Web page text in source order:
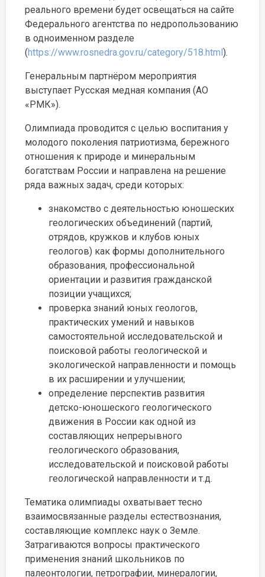
реального времени будет освещаться на сайте
Федерального агентства по недропользованию
в одноименном разделе
(https://www.rosnedra.gov.ru/category/518.html ).
Генеральным партнёром мероприятия
выступает Русская медная компания (АО
«РМК»).
Олимпиада проводится с целью воспитания у
молодого поколения патриотизма, бережного
отношения к природе и минеральным
богатствам России и направлена на решение
ряда важных задач, среди которых:
знакомство с деятельностью юношеских
геологических объединений (партий,
отрядов, кружков и клубов юных
геологов) как формы дополнительного
образования, профессиональной
ориентации и развития гражданской
позиции учащихся;
проверка знаний юных геологов,
практических умений и навыков
самостоятельной исследовательской и
поисковой работы геологической и
экологической направленности и помощь
в их расширении и улучшении;
определение перспектив развития
детско-юношеского геологического
движения в России как одной из
составляющих непрерывного
геологического образования,
исследовательской и поисковой работы
геологической направленности и т.д.
Тематика олимпиады охватывает тесно
взаимосвязанные разделы естествознания,
составляющие комплекс наук о Земле.
Затрагиваются вопросы практического
применения знаний школьников по
палеонтологии, петрографии, минералогии,